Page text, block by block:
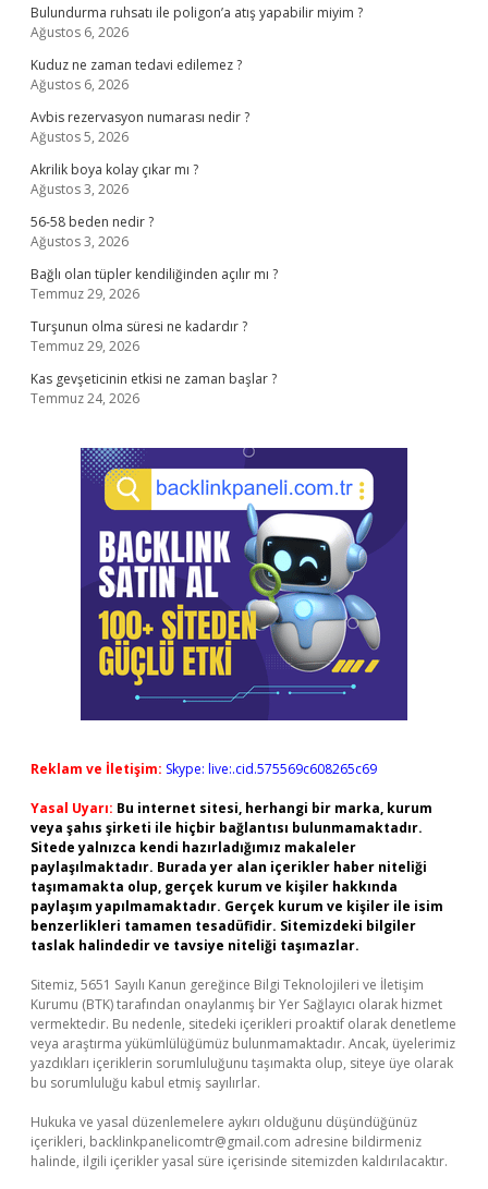
Bulundurma ruhsatı ile poligon’a atış yapabilir miyim ?
Ağustos 6, 2026
Kuduz ne zaman tedavi edilemez ?
Ağustos 6, 2026
Avbis rezervasyon numarası nedir ?
Ağustos 5, 2026
Akrilik boya kolay çıkar mı ?
Ağustos 3, 2026
56-58 beden nedir ?
Ağustos 3, 2026
Bağlı olan tüpler kendiliğinden açılır mı ?
Temmuz 29, 2026
Turşunun olma süresi ne kadardır ?
Temmuz 29, 2026
Kas gevşeticinin etkisi ne zaman başlar ?
Temmuz 24, 2026
Reklam ve İletişim: Skype: live:.cid.575569c608265c69
Yasal Uyarı: Bu internet sitesi, herhangi bir marka, kurum
veya şahıs şirketi ile hiçbir bağlantısı bulunmamaktadır.
Sitede yalnızca kendi hazırladığımız makaleler
paylaşılmaktadır. Burada yer alan içerikler haber niteliği
taşımamakta olup, gerçek kurum ve kişiler hakkında
paylaşım yapılmamaktadır. Gerçek kurum ve kişiler ile isim
benzerlikleri tamamen tesadüfidir. Sitemizdeki bilgiler
taslak halindedir ve tavsiye niteliği taşımazlar.
Sitemiz, 5651 Sayılı Kanun gereğince Bilgi Teknolojileri ve İletişim
Kurumu (BTK) tarafından onaylanmış bir Yer Sağlayıcı olarak hizmet
vermektedir. Bu nedenle, sitedeki içerikleri proaktif olarak denetleme
veya araştırma yükümlülüğümüz bulunmamaktadır. Ancak, üyelerimiz
yazdıkları içeriklerin sorumluluğunu taşımakta olup, siteye üye olarak
bu sorumluluğu kabul etmiş sayılırlar.
Hukuka ve yasal düzenlemelere aykırı olduğunu düşündüğünüz
içerikleri, backlinkpanelicomtr@gmail.com adresine bildirmeniz
halinde, ilgili içerikler yasal süre içerisinde sitemizden kaldırılacaktır.